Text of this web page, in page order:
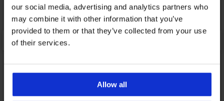
our social media, advertising and analytics partners who
may combine it with other information that you’ve
provided to them or that they’ve collected from your use
of their services.
Allow all